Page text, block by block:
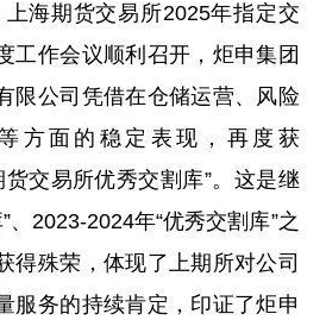
海期货交易所2025年指定交
工作会议顺利召开，炬申集团
限公司凭借在仓储运营、风险
方面的稳定表现，再度获
交易所优秀交割库”。这是继
、2023-2024年“优秀交割库”之
得殊荣，体现了上期所对公司
服务的持续肯定，印证了炬申